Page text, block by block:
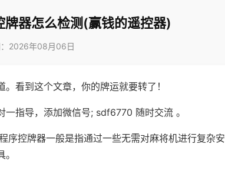
器怎么检测(赢钱的遥控器)
2026年08月06日
看到这个文章，你的牌运就要转了！
指导，添加微信号; sdf6770 随时交流 。
序控牌器一般是指通过一些无需对麻将机进行复杂安